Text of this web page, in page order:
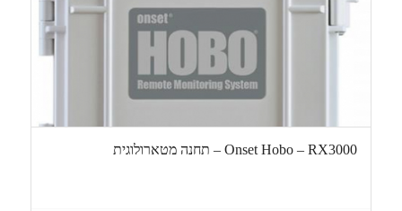
Onset Hobo – RX3000 – תחנה מטארולוגית